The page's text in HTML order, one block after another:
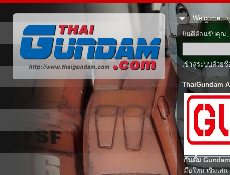
Welcome to
ยินดีต้อนรับคุณ,
เข้าสู่ระบบด้วย
ThaiGundam
กันดั้ม
มือใหม่ เริ่มเล่น